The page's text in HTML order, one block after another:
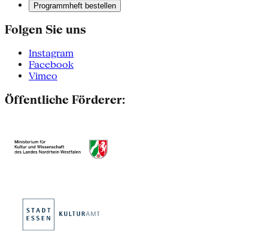
Programmheft bestellen
Folgen Sie uns
Instagram
Facebook
Vimeo
Öffentliche Förderer: